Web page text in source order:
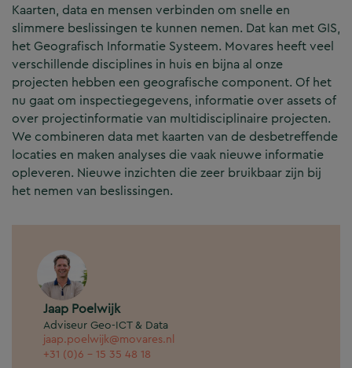
Kaarten, data en mensen verbinden om snelle en
slimmere beslissingen te kunnen nemen. Dat kan met GIS,
het Geografisch Informatie Systeem. Movares heeft veel
verschillende disciplines in huis en bijna al onze
projecten hebben een geografische component. Of het
nu gaat om inspectiegegevens, informatie over assets of
over projectinformatie van multidisciplinaire projecten.
We combineren data met kaarten van de desbetreffende
locaties en maken analyses die vaak nieuwe informatie
opleveren. Nieuwe inzichten die zeer bruikbaar zijn bij
het nemen van beslissingen.
Jaap Poelwijk
Adviseur Geo-ICT & Data
jaap.poelwijk@movares.nl
+31 (0)6 - 15 35 48 18